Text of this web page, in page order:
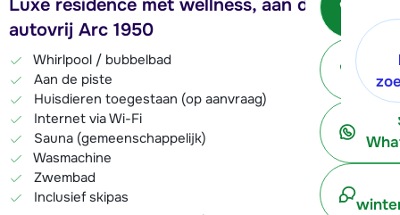
Luxe residence met wellness, aan de piste in
autovrij Arc 1950
Whirlpool / bubbelbad
Aan de piste
Huisdieren toegestaan (op aanvraag)
Internet via Wi-Fi
Sauna (gemeenschappelijk)
Wasmachine
Zwembad
Inclusief skipas